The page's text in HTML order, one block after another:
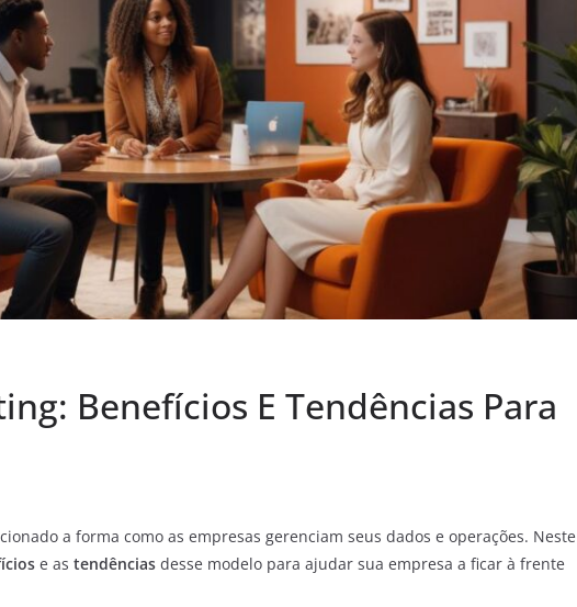
Benefícios E Tendências Para
a forma como as empresas gerenciam seus dados e operações. Neste
e as tendências desse modelo para ajudar sua empresa a ficar à frente